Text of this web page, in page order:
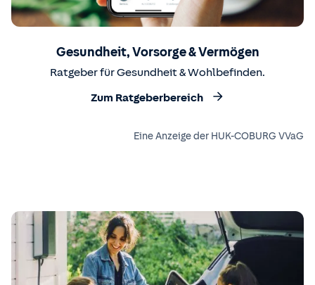
Gesundheit, Vorsorge & Vermögen
Ratgeber für Gesundheit & Wohlbefinden.
Zum Ratgeberbereich
Eine Anzeige der HUK-COBURG VVaG